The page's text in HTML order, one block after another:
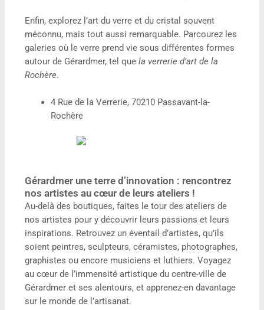
Enfin, explorez l’art du verre et du cristal souvent
méconnu, mais tout aussi remarquable. Parcourez les
galeries où le verre prend vie sous différentes formes
autour de Gérardmer, tel quela verrerie d’art de la
Rochère.
4 Rue de la Verrerie, 70210 Passavant-la-
Rochère
Gérardmer une terre d’innovation : rencontrez
nos artistes au cœur de leurs ateliers !
Au-delà des boutiques, faites le tour des ateliers de
nos artistes pour y découvrir leurs passions et leurs
inspirations. Retrouvez un éventail d’artistes, qu’ils
soient peintres, sculpteurs, céramistes, photographes,
graphistes ou encore musiciens et luthiers. Voyagez
au cœur de l’immensité artistique du centre-ville de
Gérardmer et ses alentours, et apprenez-en davantage
sur le monde de l’artisanat.